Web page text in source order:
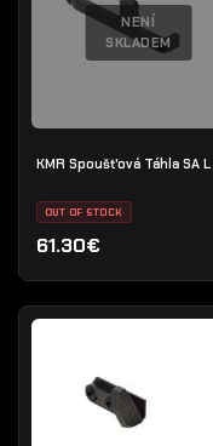
NENÍ
SKLADEM
KMR Spoušťová Táhla SA L
OUT OF STOCK
61.30€